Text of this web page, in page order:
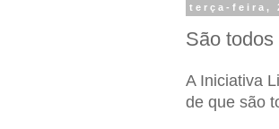
terça-feira,
São todos
A Iniciativa
de que são